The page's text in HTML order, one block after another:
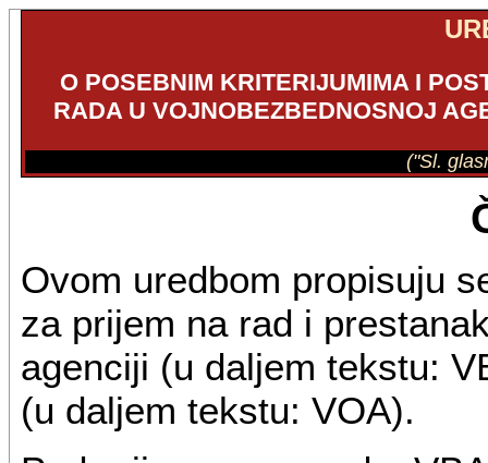
O POSEBNIM KRITERIJUMIMA I
RADA U VOJNOBEZBEDNOSNOJ
("Sl.
Ovom uredbom propisuju
za prijem na rad i
agenciji (u daljem tekstu:
(u daljem tekstu: VOA).